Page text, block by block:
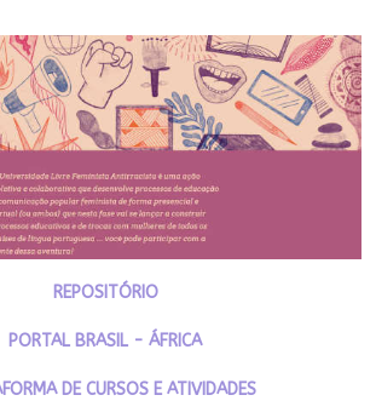
REPOSITÓRIO
PORTAL BRASIL - ÁFRICA
DE CURSOS E ATIVIDADES